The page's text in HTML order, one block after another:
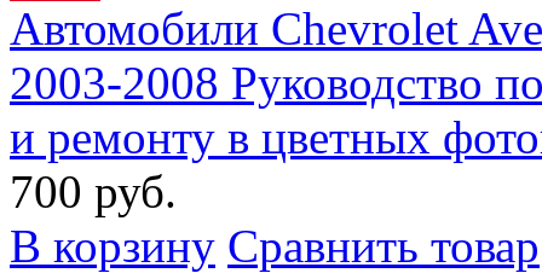
Автомобили Chevrolet
2003-2008 Руководство
и ремонту в цветных
700 руб.
В корзину Сравнить товар